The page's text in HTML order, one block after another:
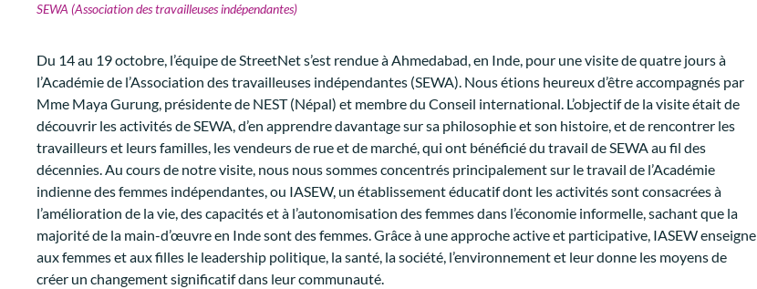
SEWA (Association des travailleuses indépendantes)
Du 14 au 19 octobre, l’équipe de StreetNet s’est rendue à Ahmedabad, en Inde, pour une visite de quatre jours à
l’Académie de l’Association des travailleuses indépendantes (SEWA). Nous étions heureux d’être accompagnés par
Mme Maya Gurung, présidente de NEST (Népal) et membre du Conseil international. L’objectif de la visite était de
découvrir les activités de SEWA, d’en apprendre davantage sur sa philosophie et son histoire, et de rencontrer les
travailleurs et leurs familles, les vendeurs de rue et de marché, qui ont bénéficié du travail de SEWA au fil des
décennies. Au cours de notre visite, nous nous sommes concentrés principalement sur le travail de l’Académie
indienne des femmes indépendantes, ou IASEW, un établissement éducatif dont les activités sont consacrées à
l’amélioration de la vie, des capacités et à l’autonomisation des femmes dans l’économie informelle, sachant que la
majorité de la main-d’œuvre en Inde sont des femmes. Grâce à une approche active et participative, IASEW enseigne
aux femmes et aux filles le leadership politique, la santé, la société, l’environnement et leur donne les moyens de
créer un changement significatif dans leur communauté.